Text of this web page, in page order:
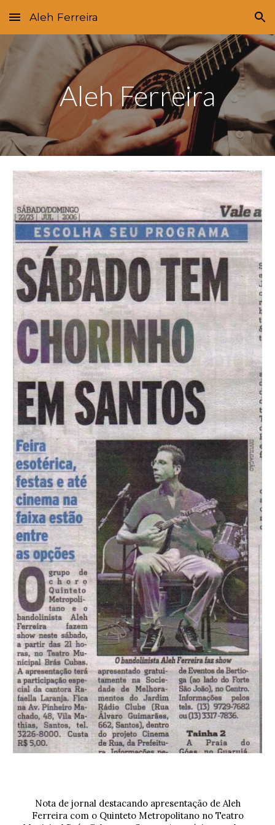
Skip to main content Skip to navigation
Aleh Ferreira
Aleh Ferreira
Nota de jornal destacando apresentação de Aleh
Ferreiracom o Quinteto Metropolitanono Teatro